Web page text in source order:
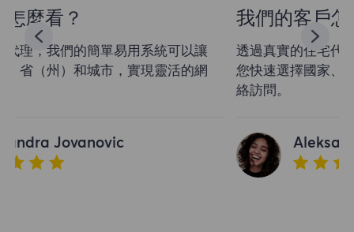
我們的客戶怎麼看？
透過真實的住宅代理，我們的簡單易用系統可以讓
您快速選擇國家、省（州）和城市，實現靈活的網
Aleksandra Jovanovic